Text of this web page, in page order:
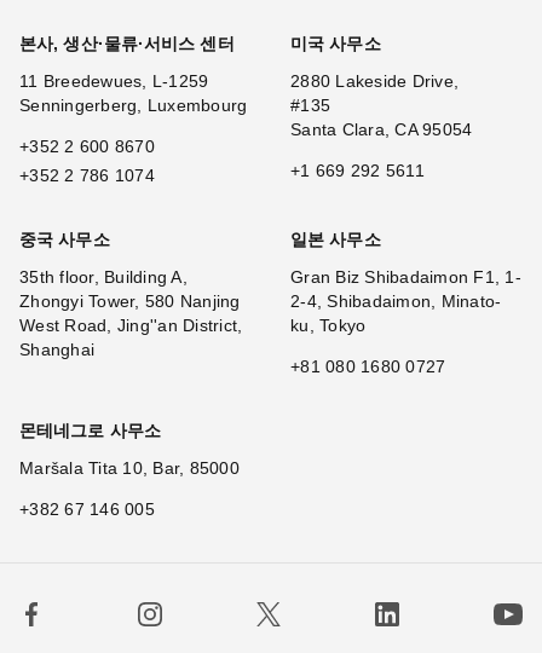
본사, 생산·물류·서비스 센터
11 Breedewues, L-1259
Senningerberg, Luxembourg
+352 2 600 8670
+352 2 786 1074
미국 사무소
2880 Lakeside Drive,
#135
Santa Clara, CA 95054
+1 669 292 5611
중국 사무소
35th floor, Building A,
Zhongyi Tower, 580 Nanjing
West Road, Jing''an District,
Shanghai
일본 사무소
Gran Biz Shibadaimon F1, 1-
2-4, Shibadaimon, Minato-
ku, Tokyo
+81 080 1680 0727
몬테네그로 사무소
Maršala Tita 10, Bar, 85000
+382 67 146 005